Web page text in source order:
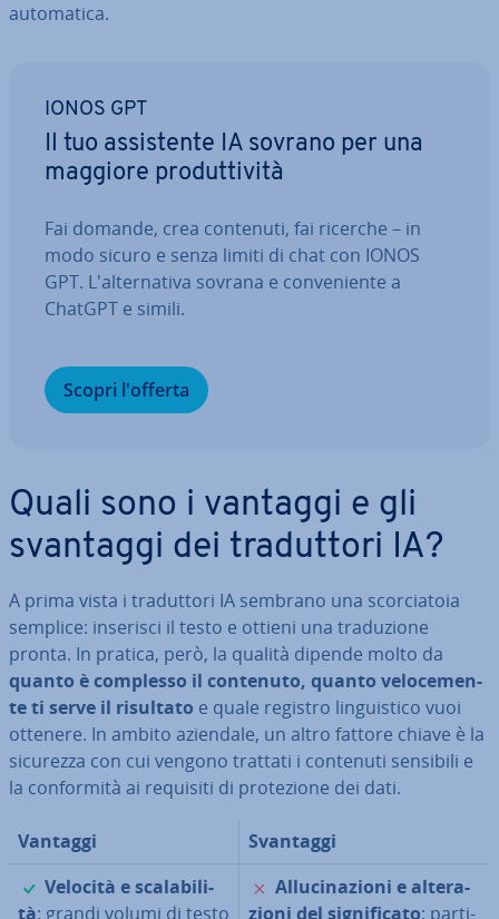
au­to­ma­ti­ca.
IONOS GPT
Il tuo as­si­sten­te IA sovrano per una
maggiore pro­dut­ti­vi­tà
Fai domande, crea contenuti, fai ricerche – in
modo sicuro e senza limiti di chat con IONOS
GPT. L'al­ter­na­ti­va sovrana e con­ve­nien­te a
ChatGPT e simili.
Scopri l'offerta
Quali sono i vantaggi e gli
svantaggi dei tra­dut­to­ri IA?
A prima vista i tra­dut­to­ri IA sembrano una scor­cia­to­ia
semplice: inserisci il testo e ottieni una tra­du­zio­ne
pronta. In pratica, però, la qualità dipende molto da
quanto è complesso il contenuto, quanto ve­lo­ce­men­
te ti serve il risultato e quale registro lin­gui­sti­co vuoi
ottenere. In ambito aziendale, un altro fattore chiave è la
sicurezza con cui vengono trattati i contenuti sensibili e
la con­for­mi­tà ai requisiti di pro­te­zio­ne dei dati.
Vantaggi
Svantaggi
✓
Velocità e sca­la­bi­li­
tà: grandi volumi di testo
✗
Al­lu­ci­na­zio­ni e al­te­ra­
zio­ni del si­gni­fi­ca­to: par­ti­